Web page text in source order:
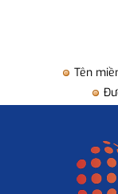
Tên